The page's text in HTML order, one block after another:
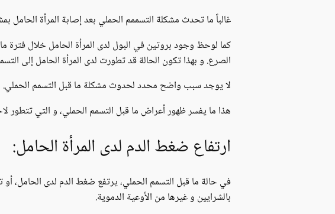
غالباً ما تحدث مشكلة التسممم الحملي بعد إصابة المرأة الحامل
كما لوحظ وجود بروتين في البول لدى المرأة الحامل خلال فترة
الصرع. و بهذا تكون الحالة قد تطورت لدى المرأة الحامل إلى
لا يوجد سبب واضح محدد لحدوث مشكلة ما قبل التسمم
هذا ما يفسر ظهور أعراض ما قبل التسمم الحملي، و التي تتطور
ارتفاع ضغط الدم لدى المرأة الحامل:
في حالة ما قبل التسمم الحملي، يرتفع ضغط الدم لدى الحامل،
بالشرايين و غيرها من الأوعية الدموية.